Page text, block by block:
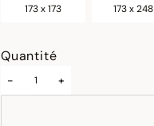
173 x 173 173 x 248
Quantité
- +